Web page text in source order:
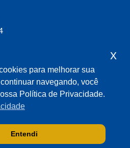
para melhorar sua
navegando, você
Política de Privacidade.
Entendi
x